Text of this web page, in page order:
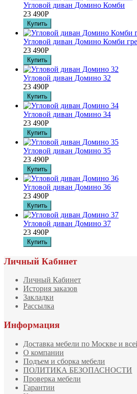
Угловой диван Домино Комби
23 490Р
Угловой диван Домино Комби
23 490Р
Угловой диван Домино 32
23 490Р
Угловой диван Домино 34
23 490Р
Угловой диван Домино 35
23 490Р
Угловой диван Домино 36
23 490Р
Угловой диван Домино 37
23 490Р
Личный Кабинет
Личный Кабинет
История заказов
Закладки
Рассылка
Информация
Доставка мебели по Москве и
О компании
Подъем и сборка мебели
ПОЛИТИКА БЕЗОПАСНОСТИ
Проверка мебели
Гарантии